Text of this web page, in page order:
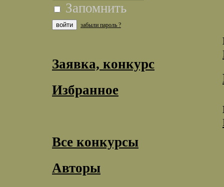
Запомнить
забыли пароль ?
Заявка, конкурс
Избранное
Все конкурсы
Авторы